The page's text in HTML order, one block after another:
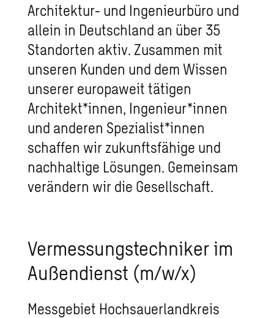
Architektur- und Ingenieurbüro und
allein in Deutschland an über 35
Standorten aktiv. Zusammen mit
unseren Kunden und dem Wissen
unserer europaweit tätigen
Architekt*innen, Ingenieur*innen
und anderen Spezialist*innen
schaffen wir zukunftsfähige und
nachhaltige Lösungen. Gemeinsam
verändern wir die Gesellschaft.
Vermessungstechniker im
Außendienst (m/w/x)
Messgebiet Hochsauerlandkreis